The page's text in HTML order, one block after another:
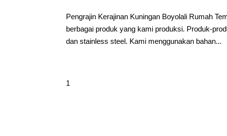
Pengrajin Kerajinan Kuningan Boyolali Rumah
berbagai produk yang kami produksi. Produk-
dan stainless steel. Kami menggunakan bahan...
1